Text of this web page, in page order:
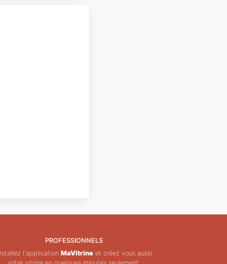
PROFESSIONNELS
l'application MaVitrineet créez vous aussi